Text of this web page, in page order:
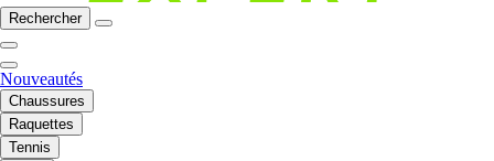
Rechercher
Nouveautés
Chaussures
Raquettes
Tennis